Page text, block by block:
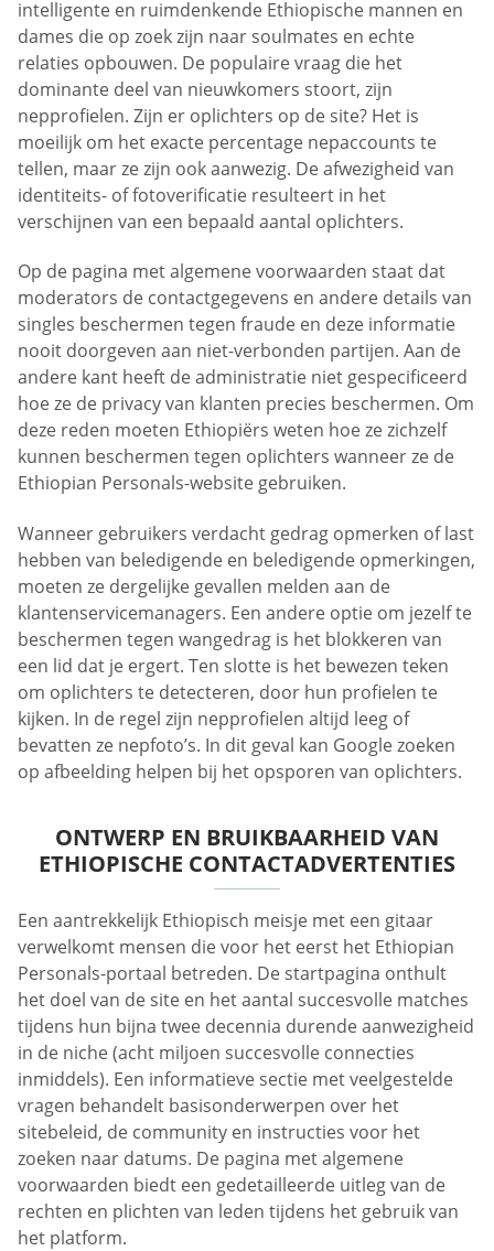
intelligente en ruimdenkende Ethiopische mannen en
dames die op zoek zijn naar soulmates en echte
relaties opbouwen. De populaire vraag die het
dominante deel van nieuwkomers stoort, zijn
nepprofielen. Zijn er oplichters op de site? Het is
moeilijk om het exacte percentage nepaccounts te
tellen, maar ze zijn ook aanwezig. De afwezigheid van
identiteits- of fotoverificatie resulteert in het
verschijnen van een bepaald aantal oplichters.
Op de pagina met algemene voorwaarden staat dat
moderators de contactgegevens en andere details van
singles beschermen tegen fraude en deze informatie
nooit doorgeven aan niet-verbonden partijen. Aan de
andere kant heeft de administratie niet gespecificeerd
hoe ze de privacy van klanten precies beschermen. Om
deze reden moeten Ethiopiërs weten hoe ze zichzelf
kunnen beschermen tegen oplichters wanneer ze de
Ethiopian Personals-website gebruiken.
Wanneer gebruikers verdacht gedrag opmerken of last
hebben van beledigende en beledigende opmerkingen,
moeten ze dergelijke gevallen melden aan de
klantenservicemanagers. Een andere optie om jezelf te
beschermen tegen wangedrag is het blokkeren van
een lid dat je ergert. Ten slotte is het bewezen teken
om oplichters te detecteren, door hun profielen te
kijken. In de regel zijn nepprofielen altijd leeg of
bevatten ze nepfoto’s. In dit geval kan Google zoeken
op afbeelding helpen bij het opsporen van oplichters.
ONTWERP EN BRUIKBAARHEID VAN
ETHIOPISCHE CONTACTADVERTENTIES
Een aantrekkelijk Ethiopisch meisje met een gitaar
verwelkomt mensen die voor het eerst het Ethiopian
Personals-portaal betreden. De startpagina onthult
het doel van de site en het aantal succesvolle matches
tijdens hun bijna twee decennia durende aanwezigheid
in de niche (acht miljoen succesvolle connecties
inmiddels). Een informatieve sectie met veelgestelde
vragen behandelt basisonderwerpen over het
sitebeleid, de community en instructies voor het
zoeken naar datums. De pagina met algemene
voorwaarden biedt een gedetailleerde uitleg van de
rechten en plichten van leden tijdens het gebruik van
het platform.